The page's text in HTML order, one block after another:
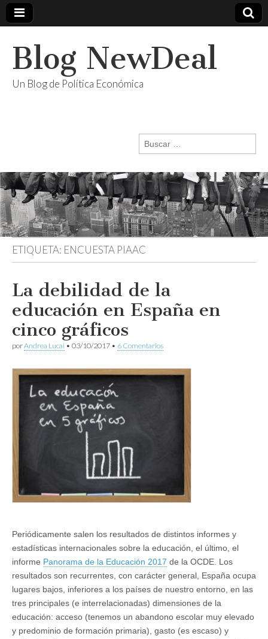
Blog NewDeal
Un Blog de Política Económica
Buscar:
ETIQUETA: ENCUESTA PIAAC
La debilidad de la
educación en España en
cinco gráficos
porAndrea Lucai • 03/10/2017 • 6 Comentarios
Periódicamente salen los resultados de distintos informes y
estadísticas internacionales sobre la educación, el último, el
informe Panorama de la Educación 2017 de la OCDE. Los
resultados son recurrentes, con carácter general, España ocupa
lugares bajos, inferiores a los países de nuestro entorno, en las
tres principales (e interrelacionadas) dimensiones de la
educación: acceso (tenemos un abandono escolar muy elevado
y predominio de formación primaria), gasto (es escaso) y